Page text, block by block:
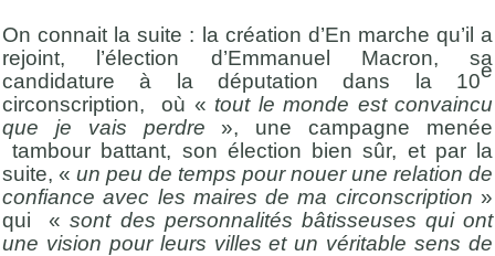
On connait la suite : la création d’En marche qu’il a
rejoint, l’élection d’Emmanuel Macron, sa
candidature à la députation dans la 10e
circonscription, où « tout le monde est convaincu
que je vais perdre », une campagne menée
tambour battant, son élection bien sûr, et par la
suite, « un peu de temps pour nouer une relation de
confiance avec les maires de ma circonscription »
qui «sont des personnalités bâtisseuses qui ont
une vision pour leurs villes et un véritable sens de